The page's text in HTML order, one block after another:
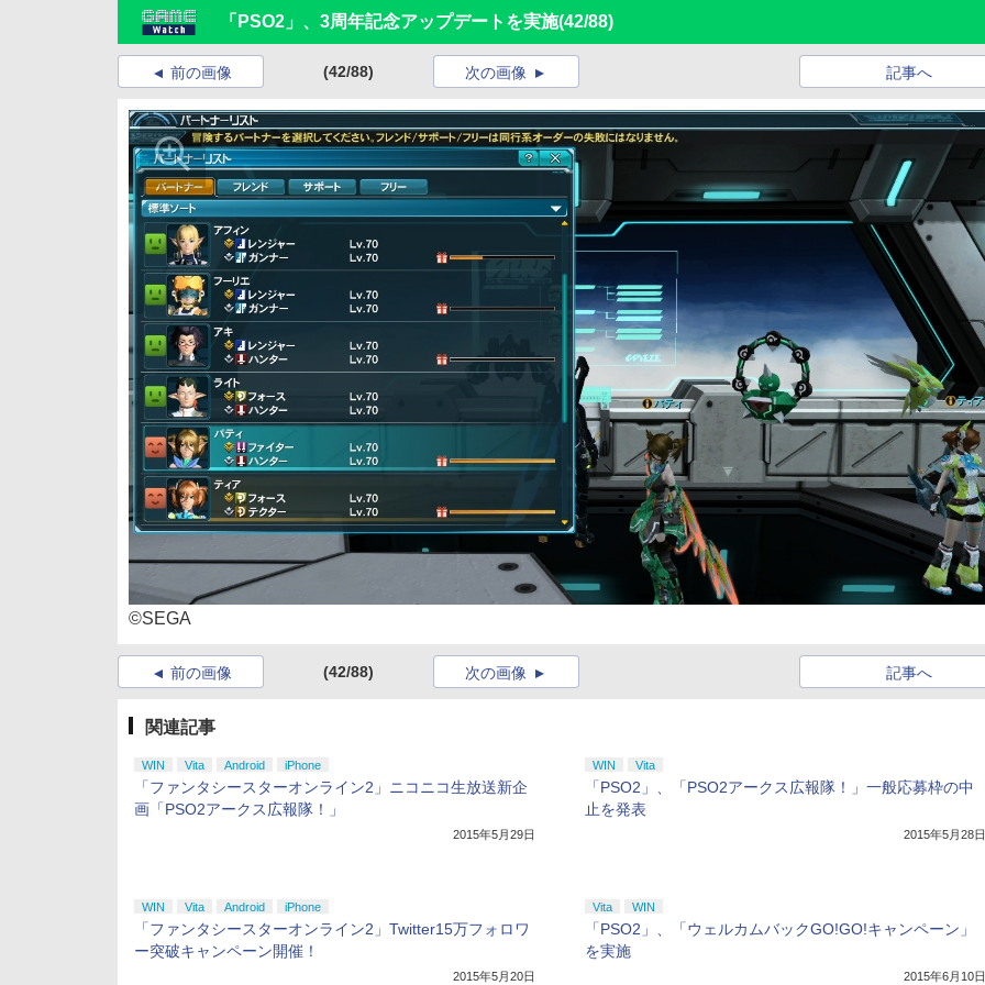
「PSO2」、3周年記念アップデートを実施(42/88)
前の画像 (42/88) 記事へ
次の画像
©SEGA
前の画像 (42/88) 記事へ
次の画像
関連記事
WIN Vita Android iPhone
「ファンタシースターオンライン2」ニコニコ生放送新企
画「PSO2アークス広報隊！」
2015年5月29日
WIN Vita
「PSO2」、「PSO2アークス広報隊！」一般応募枠の中
止を発表
2015年5月28日
WIN Vita Android iPhone
「ファンタシースターオンライン2」Twitter15万フォロワ
ー突破キャンペーン開催！
2015年5月20日
Vita WIN
「PSO2」、「ウェルカムバックGO!GO!キャンペーン」
を実施
2015年6月10日